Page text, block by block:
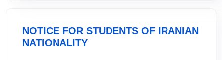
NOTICE FOR STUDENTS OF IRANIAN
NATIONALITY